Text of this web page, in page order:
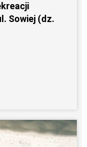
Sowiej (dz.